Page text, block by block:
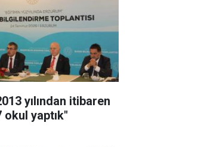
yılından itibaren
okul yaptık"